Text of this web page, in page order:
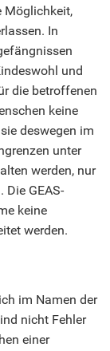
Möglichkeit,
In
und
die betroffenen
keine
deswegen im
unter
werden, nur
GEAS-
keine
werden.
im Namen der
nicht Fehler
einer